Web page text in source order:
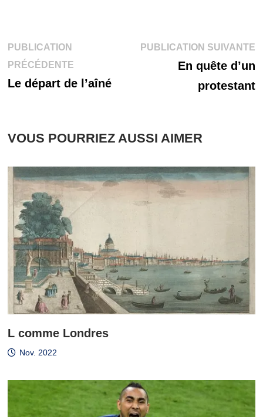
Navigation
de
l’article
PUBLICATION
PRÉCÉDENTEPublication
précédente :
Le départ de l’aîné
PUBLICATION SUIVANTE
En quête d’un
protestant
VOUS POURRIEZ AUSSI AIMER
L comme Londres
Nov. 2022